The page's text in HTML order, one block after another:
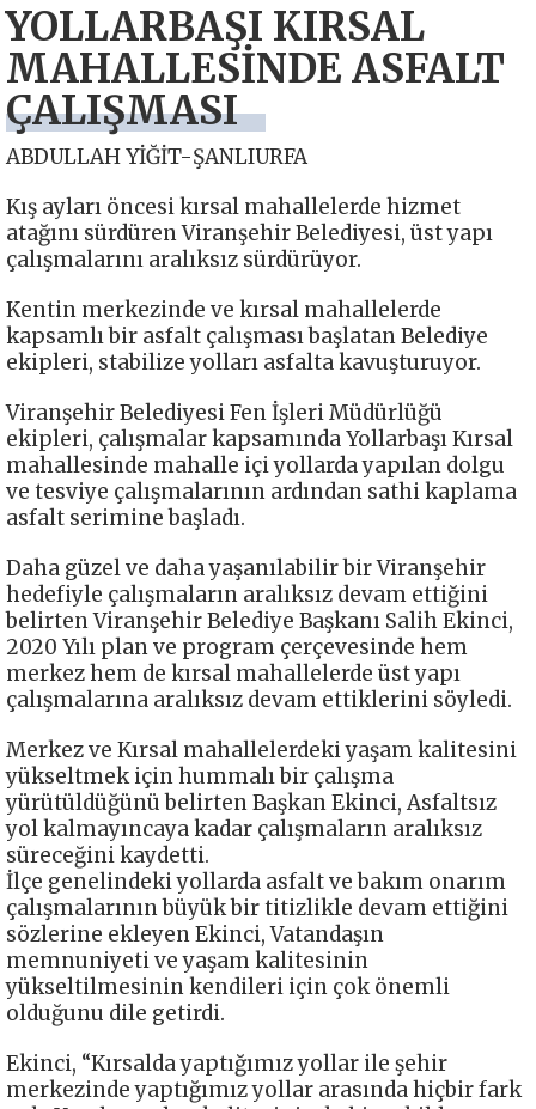
YOLLARBAŞI KIRSAL
MAHALLESİNDE ASFALT
ÇALIŞMASI
ABDULLAH YİĞİT-ŞANLIURFA
Kış ayları öncesi kırsal mahallelerde hizmet
atağını sürdüren Viranşehir Belediyesi, üst yapı
çalışmalarını aralıksız sürdürüyor.
Kentin merkezinde ve kırsal mahallelerde
kapsamlı bir asfalt çalışması başlatan Belediye
ekipleri, stabilize yolları asfalta kavuşturuyor.
Viranşehir Belediyesi Fen İşleri Müdürlüğü
ekipleri, çalışmalar kapsamında Yollarbaşı Kırsal
mahallesinde mahalle içi yollarda yapılan dolgu
ve tesviye çalışmalarının ardından sathi kaplama
asfalt serimine başladı.
Daha güzel ve daha yaşanılabilir bir Viranşehir
hedefiyle çalışmaların aralıksız devam ettiğini
belirten Viranşehir Belediye Başkanı Salih Ekinci,
2020 Yılı plan ve program çerçevesinde hem
merkez hem de kırsal mahallelerde üst yapı
çalışmalarına aralıksız devam ettiklerini söyledi.
Merkez ve Kırsal mahallelerdeki yaşam kalitesini
yükseltmek için hummalı bir çalışma
yürütüldüğünü belirten Başkan Ekinci, Asfaltsız
yol kalmayıncaya kadar çalışmaların aralıksız
süreceğini kaydetti.
İlçe genelindeki yollarda asfalt ve bakım onarım
çalışmalarının büyük bir titizlikle devam ettiğini
sözlerine ekleyen Ekinci, Vatandaşın
memnuniyeti ve yaşam kalitesinin
yükseltilmesinin kendileri için çok önemli
olduğunu dile getirdi.
Ekinci, “Kırsalda yaptığımız yollar ile şehir
merkezinde yaptığımız yollar arasında hiçbir fark